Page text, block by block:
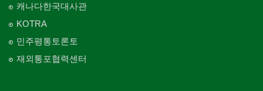
캐나다한국대사관
KOTRA
민주평통토론토
재외통포협력센터